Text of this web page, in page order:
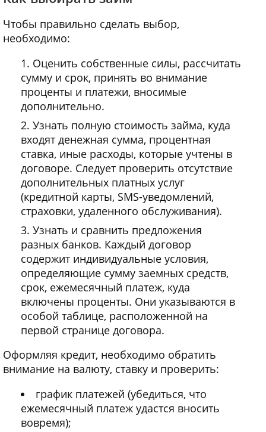
Чтобы правильно сделать выбор,
необходимо:
Оценить собственные силы, рассчитать
сумму и срок, принять во внимание
проценты и платежи, вносимые
дополнительно.
Узнать полную стоимость займа, куда
входят денежная сумма, процентная
ставка, иные расходы, которые учтены в
договоре. Следует проверить отсутствие
дополнительных платных услуг
(кредитной карты, SMS-уведомлений,
страховки, удаленного обслуживания).
Узнать и сравнить предложения
разных банков. Каждый договор
содержит индивидуальные условия,
определяющие сумму заемных средств,
срок, ежемесячный платеж, куда
включены проценты. Они указываются в
особой таблице, расположенной на
первой странице договора.
Оформляя кредит, необходимо обратить
внимание на валюту, ставку и проверить:
график платежей (убедиться, что
ежемесячный платеж удастся вносить
вовремя);